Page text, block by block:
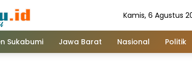
Kamis, 6 Agustus
Sukabumi Jawa Barat Nasional Politik